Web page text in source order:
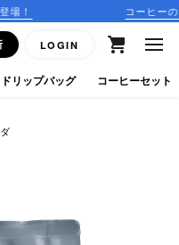
コーヒーのサブスクリプシ
LOGIN
ドリップバッグ コーヒーセット